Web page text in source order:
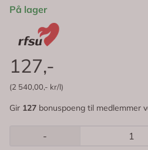
På lager
127,-
(2 540,00,- kr/l)
Gir 127 bonuspoeng til medlemmer
-